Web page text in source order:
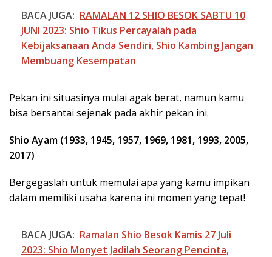
BACA JUGA: RAMALAN 12 SHIO BESOK SABTU 10
JUNI 2023: Shio Tikus Percayalah pada
Kebijaksanaan Anda Sendiri, Shio Kambing Jangan
Membuang Kesempatan
Pekan ini situasinya mulai agak berat, namun kamu
bisa bersantai sejenak pada akhir pekan ini.
Shio Ayam (1933, 1945, 1957, 1969, 1981, 1993, 2005,
2017)
Bergegaslah untuk memulai apa yang kamu impikan
dalam memiliki usaha karena ini momen yang tepat!
BACA JUGA: Ramalan Shio Besok Kamis 27 Juli
2023: Shio Monyet Jadilah Seorang Pencinta,